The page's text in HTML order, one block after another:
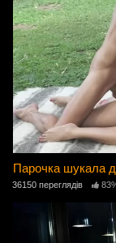
Парочка шукала
36150 переглядів